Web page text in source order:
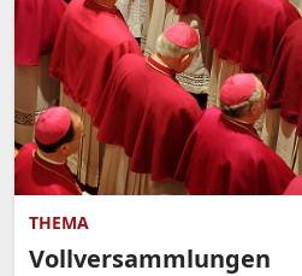
THEMA
Vollversammlungen